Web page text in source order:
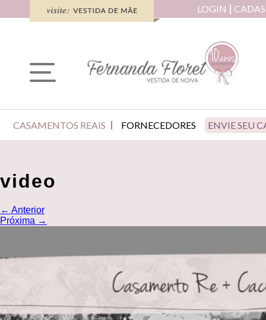
LOGIN
CASAMENTOS REAIS FORNECEDORES ENVIE SEU
video
← Anterior
Próxima →